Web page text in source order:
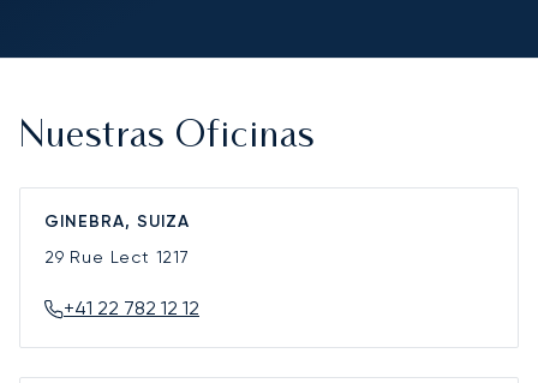
Nuestras Oficinas
GINEBRA, SUIZA
29 Rue Lect 1217
+41 22 782 12 12